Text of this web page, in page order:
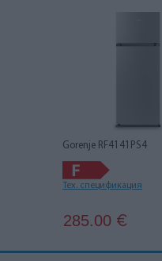
Gorenje RF4141PS4
Тех. спецификация
285.00 €